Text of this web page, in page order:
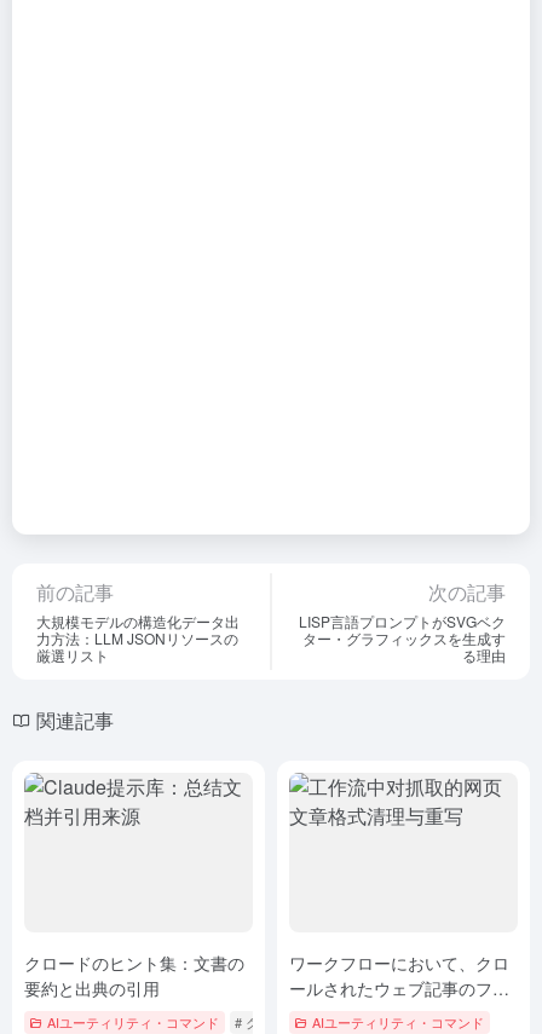
前の記事
大規模モデルの構造化データ出
力方法：LLM JSONリソースの
厳選リスト
次の記事
LISP言語プロンプトがSVGベク
ター・グラフィックスを生成す
る理由
関連記事
クロードのヒント集：文書の
要約と出典の引用
AIユーティリティ・コマンド # クロード
ワークフローにおいて、クロ
ールされたウェブ記事のフォ
ーマットをクリーンアップ
AIユーティリティ・コマンド